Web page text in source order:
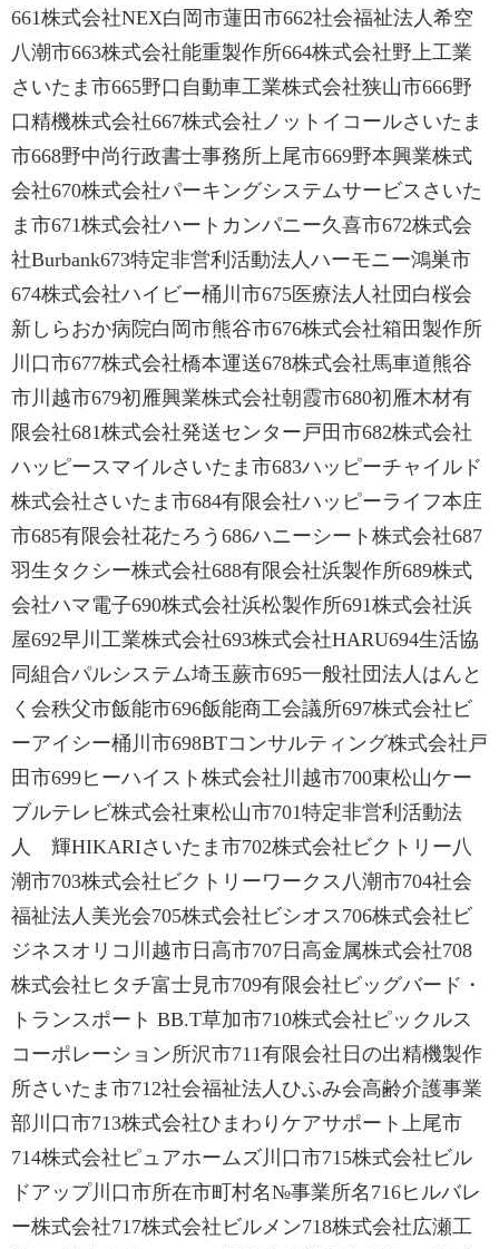
661株式会社NEX白岡市蓮田市662社会福祉法人希空
八潮市663株式会社能重製作所664株式会社野上工業
さいたま市665野口自動車工業株式会社狭山市666野
口精機株式会社667株式会社ノットイコールさいたま
市668野中尚行政書士事務所上尾市669野本興業株式
会社670株式会社パーキングシステムサービスさいた
ま市671株式会社ハートカンパニー久喜市672株式会
社Burbank673特定非営利活動法人ハーモニー鴻巣市
674株式会社ハイビー桶川市675医療法人社団白桜会
新しらおか病院白岡市熊谷市676株式会社箱田製作所
川口市677株式会社橋本運送678株式会社馬車道熊谷
市川越市679初雁興業株式会社朝霞市680初雁木材有
限会社681株式会社発送センター戸田市682株式会社
ハッピースマイルさいたま市683ハッピーチャイルド
株式会社さいたま市684有限会社ハッピーライフ本庄
市685有限会社花たろう686ハニーシート株式会社687
羽生タクシー株式会社688有限会社浜製作所689株式
会社ハマ電子690株式会社浜松製作所691株式会社浜
屋692早川工業株式会社693株式会社HARU694生活協
同組合パルシステム埼玉蕨市695一般社団法人はんと
く会秩父市飯能市696飯能商工会議所697株式会社ビ
ーアイシー桶川市698BTコンサルティング株式会社戸
田市699ヒーハイスト株式会社川越市700東松山ケー
ブルテレビ株式会社東松山市701特定非営利活動法
人 輝HIKARIさいたま市702株式会社ビクトリー八
潮市703株式会社ビクトリーワークス八潮市704社会
福祉法人美光会705株式会社ビシオス706株式会社ビ
ジネスオリコ川越市日高市707日高金属株式会社708
株式会社ヒタチ富士見市709有限会社ビッグバード・
トランスポート BB.T草加市710株式会社ピックルス
コーポレーション所沢市711有限会社日の出精機製作
所さいたま市712社会福祉法人ひふみ会高齢介護事業
部川口市713株式会社ひまわりケアサポート上尾市
714株式会社ピュアホームズ川口市715株式会社ビル
ドアップ川口市所在市町村名№事業所名716ヒルバレ
ー株式会社717株式会社ビルメン718株式会社広瀬工